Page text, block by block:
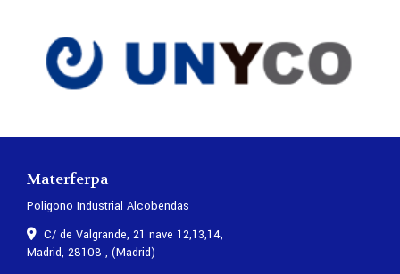
Materferpa
Poligono Industrial Alcobendas
C/ de Valgrande, 21 nave 12,13,14,
Madrid, 28108 , (Madrid)